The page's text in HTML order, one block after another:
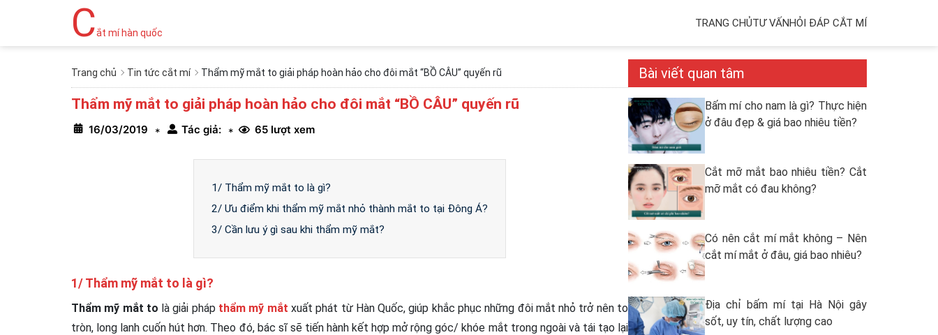
Cắt mí hàn quốc
TRANG CHỦTƯ VẤNHỎI ĐÁP CẮT MÍ
Trang chủ Tin tức cắt mí Thẩm mỹ mắt to giải pháp hoàn hảo cho đôi mắt “BỒ CÂU” quyến rũ
Thẩm mỹ mắt to giải pháp hoàn hảo cho đôi mắt “BỒ CÂU” quyến rũ
16/03/2019 * Tác giả: * 65 lượt xem
1/ Thẩm mỹ mắt to là gì?
2/ Ưu điểm khi thẩm mỹ mắt nhỏ thành mắt to tại Đông Á?
3/ Cần lưu ý gì sau khi thẩm mỹ mắt?
1/ Thẩm mỹ mắt to là gì?
Thẩm mỹ mắt to là giải pháp thẩm mỹ mắt xuất phát từ Hàn Quốc, giúp khắc phục những đôi mắt nhỏ trở nên to
tròn, long lanh cuốn hút hơn. Theo đó, bác sĩ sẽ tiến hành kết hợp mở rộng góc/ khóe mắt trong ngoài và tái tạo lại
Bài viết quan tâm
Bấm mí cho nam là gì? Thực hiện
ở đâu đẹp & giá bao nhiêu tiền?
Cắt mỡ mắt bao nhiêu tiền? Cắt
mỡ mắt có đau không?
Có nên cắt mí mắt không – Nên
cắt mí mắt ở đâu, giá bao nhiêu?
Địa chỉ bấm mí tại Hà Nội gây
sốt, uy tín, chất lượng cao